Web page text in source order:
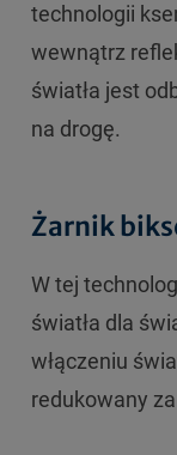
technologii
wewnątrz
światła jest
na drogę.
Żarnik
W tej
światła dla
włączeniu
redukowany